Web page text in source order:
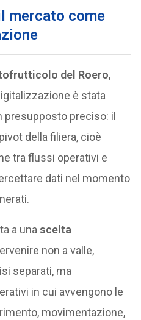
mercato come
del Roero,
è stata
presupposto preciso: il
della filiera, cioè
tra flussi operativi e
dati nel momento
a unascelta
non a valle,
separati, ma
in cui avvengono le
movimentazione,